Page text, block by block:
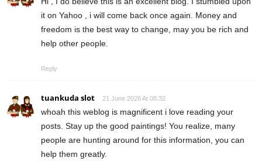
it on Yahoo , i will come back once again. Money and
freedom is the best way to change, may you be rich and
help other people.
Reply
tuankuda slot 21 June 2026 At 08:32
whoah this weblog is magnificent i love reading your
posts. Stay up the good paintings! You realize, many
people are hunting around for this information, you can
help them greatly.